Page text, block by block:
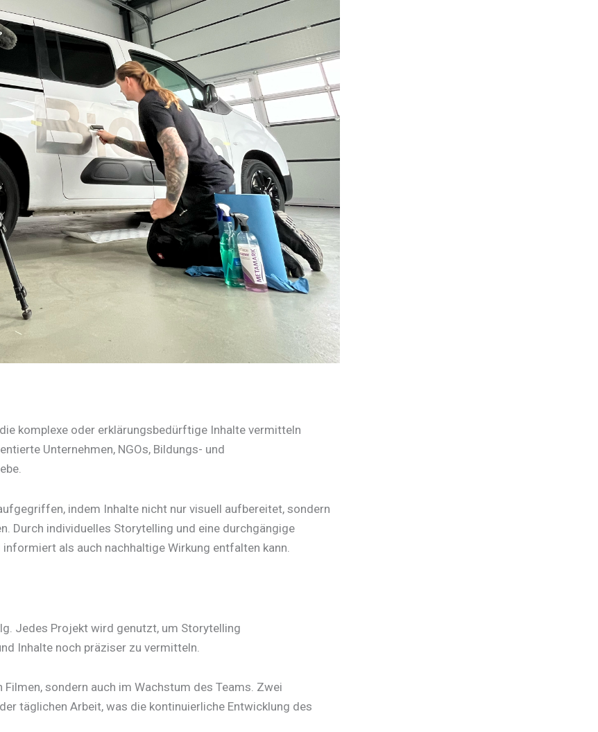
komplexe oder erklärungsbedürftige Inhalte vermitteln
Unternehmen, NGOs, Bildungs- und
indem Inhalte nicht nur visuell aufbereitet, sondern
Durch individuelles Storytelling und eine durchgängige
als auch nachhaltige Wirkung entfalten kann.
Jedes Projekt wird genutzt, um Storytelling
Inhalte noch präziser zu vermitteln.
sondern auch im Wachstum des Teams. Zwei
täglichen Arbeit, was die kontinuierliche Entwicklung des